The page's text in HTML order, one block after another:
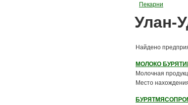
Пекарни
Улан-
Найдено
МОЛОКО
Молочная
Место